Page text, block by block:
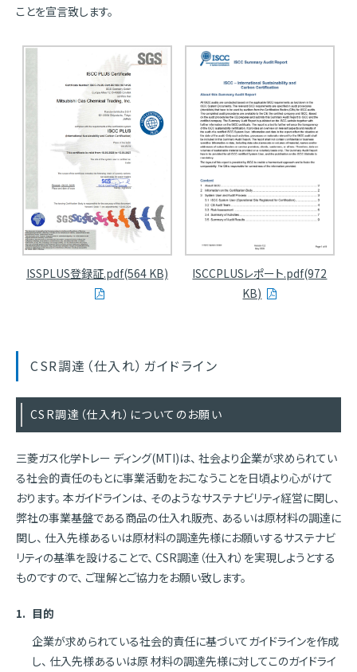
ことを宣言致します。
ISSPLUS登録証.pdf(564 KB)
ISCCPLUSレポート.pdf(972
KB)
CSR調達（仕入れ）ガイドライン
CSR調達（仕入れ）についてのお願い
三菱ガス化学トレー ディング(MTI)は、 社会より企業が求められてい
る社会的責任のもとに事業活動をおこなうことを日頃より心がけて
おります。 本ガイドラインは、 そのようなサステナビリティ経営に関し、
弊社の事業基盤である商品の仕入れ販売、 あるいは原材料の調達に
関し、 仕入先様あるいは原材料の調達先様にお願いするサステナビ
リティの基準を設けることで、 CSR調達（仕入れ）を実現しようとする
ものですので、 ご理解とご協力をお願い致します。
1. 目的
企業が求められている社会的責任に基づいてガイドラインを作成
し、 仕入先様あるいは原 材料の調達先様に対してこのガイドライ